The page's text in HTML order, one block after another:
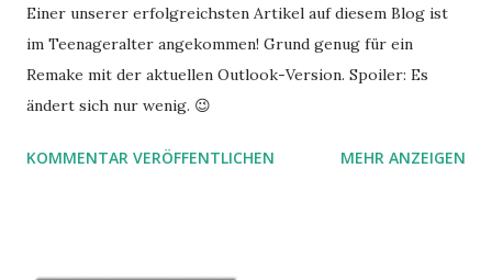
Einer unserer erfolgreichsten Artikel auf diesem Blog ist
im Teenageralter angekommen! Grund genug für ein
Remake mit der aktuellen Outlook-Version. Spoiler: Es
ändert sich nur wenig. 😉
KOMMENTAR VERÖFFENTLICHEN MEHR ANZEIGEN